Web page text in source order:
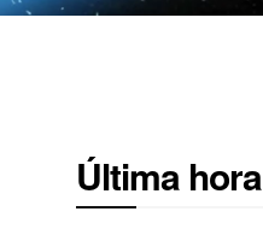
Última hora